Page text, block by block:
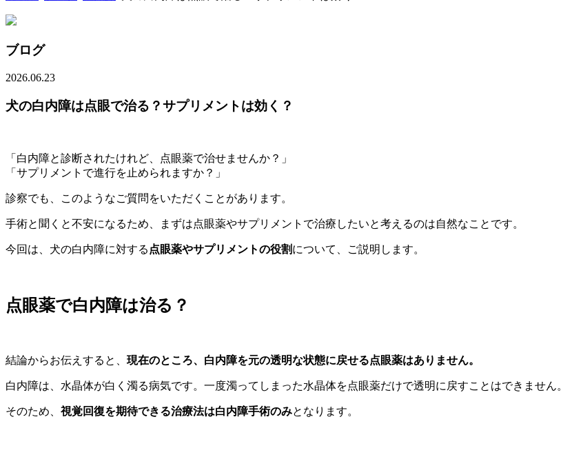
ブログ
2026.06.23
犬の白内障は点眼で治る？サプリメントは効く？
「白内障と診断されたけれど、点眼薬で治せませんか？」
「サプリメントで進行を止められますか？」
診察でも、このようなご質問をいただくことがあります。
手術と聞くと不安になるため、まずは点眼薬やサプリメントで治療したいと考えるのは自然なことです。
今回は、犬の白内障に対する 点眼薬やサプリメントの役割について、ご説明します。
点眼薬で白内障は治る？
結論からお伝えすると、 現在のところ、白内障を元の透明な状態に戻せる点眼薬はありません。
白内障は、水晶体が白く濁る病気です。一度濁ってしまった水晶体を点眼薬だけで透明に戻すことはできません。
そのため、 視覚回復を期待できる治療法は白内障手術のみとなります。